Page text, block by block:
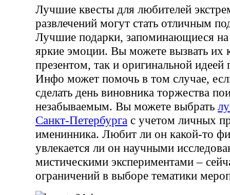
Лучшие квесты для любителей
развлечений могут стать отличным
Лучшие подарки, запоминающиеся
яркие эмоции. Вы можете вызвать их
презентом, так и оригинальной идеей
Инфо может помочь в том случае,
сделать день виновника торжества
незабываемым. Вы можете выбрать
Санкт-Петербурга с учетом личных
именинника. Любит ли он какой-то
увлекается ли он научными
мистическими экспериментами –
ограничений в выборе тематики